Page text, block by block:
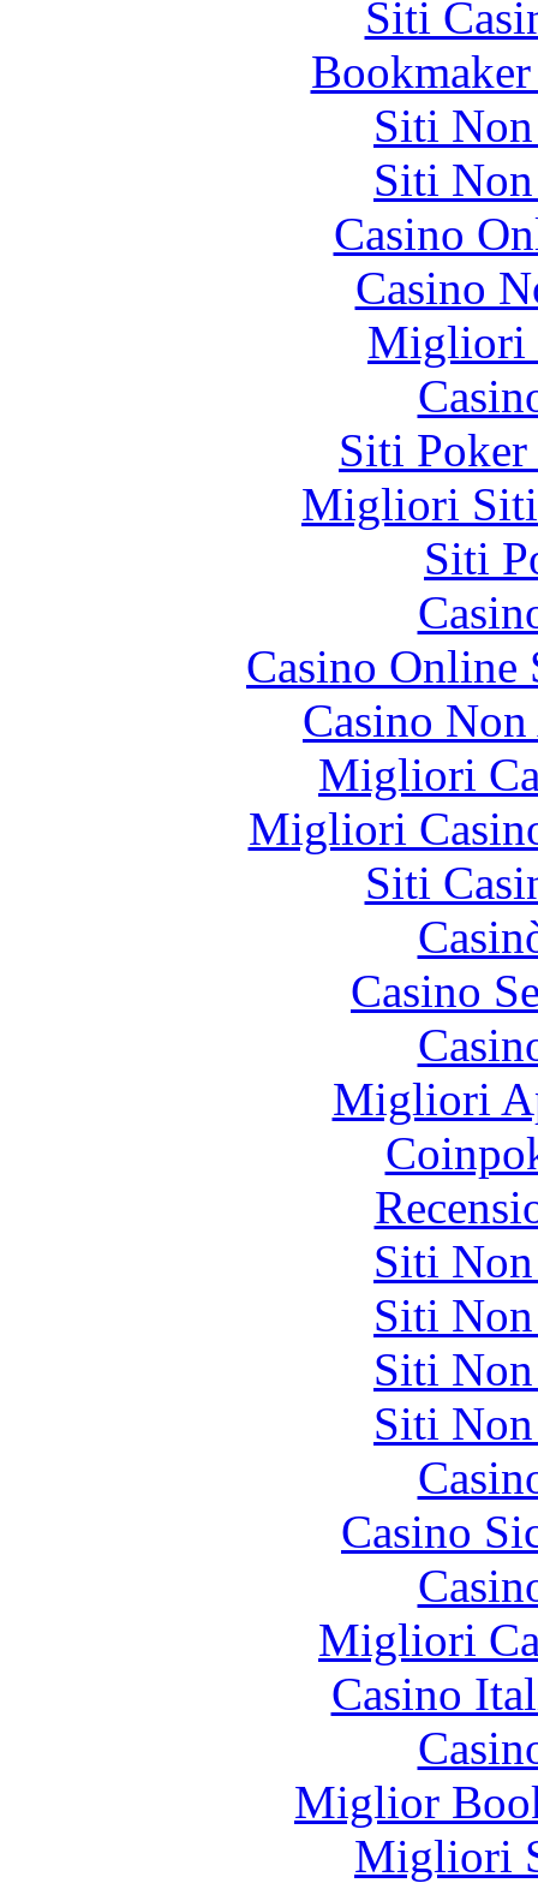
Siti
Siti
Siti
Casino
Casino
Migliori
Siti
Migliori Siti
Siti
Casino
Casino
Migliori
Migliori
Siti
Casino
Migliori
Siti
Siti
Siti
Siti
Casino
Migliori
Casino
Miglior
Migliori